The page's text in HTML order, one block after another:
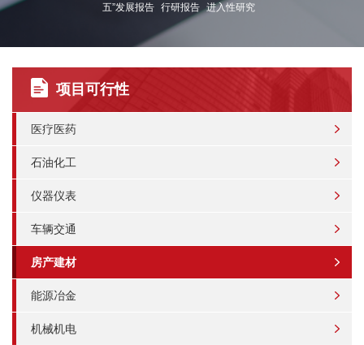
五”发展报告 行研报告 进入性研究
项目可行性
医疗医药
石油化工
仪器仪表
车辆交通
房产建材
能源冶金
机械机电